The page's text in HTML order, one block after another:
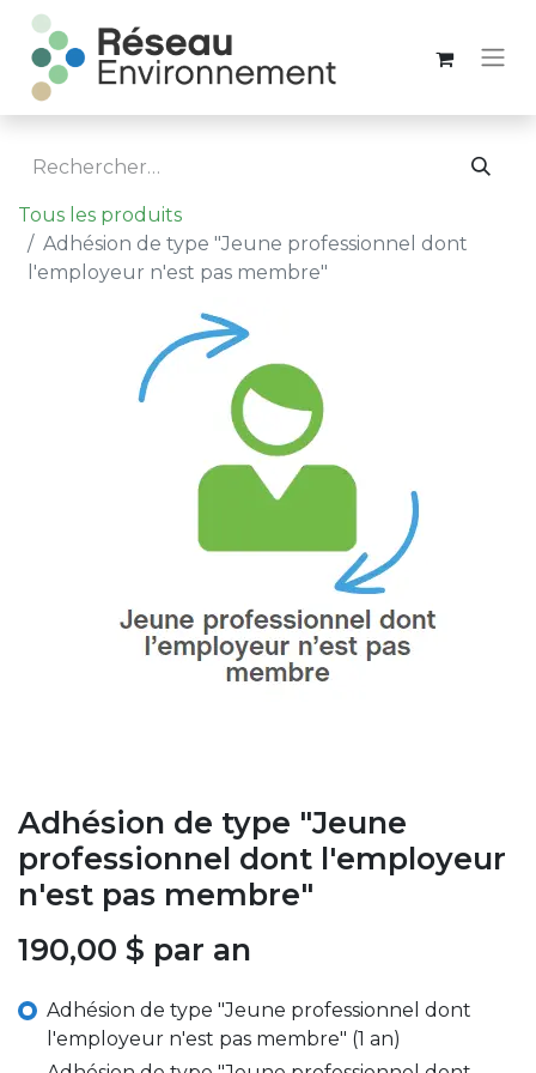
Tous les produits
Adhésion de type "Jeune professionnel dont
l'employeur n'est pas membre"
Adhésion de type "Jeune
professionnel dont l'employeur
n'est pas membre"
190,00 $ par an
Adhésion de type "Jeune professionnel dont
l'employeur n'est pas membre" (1 an)